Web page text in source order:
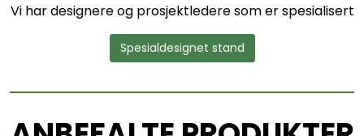
Vi har designere og prosjektledere som er spesialisert
Spesialdesignet stand